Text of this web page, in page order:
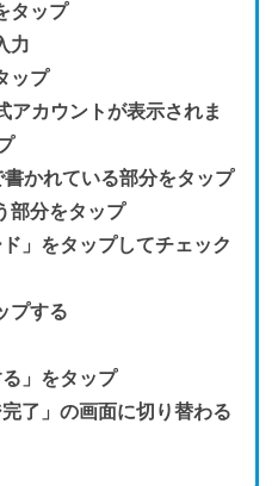
タップ
力
ップ
アカウントが表示されま
かれている部分をタップ
部分をタップ
」をタップしてチェック
プする
」をタップ
了」の画面に切り替わる